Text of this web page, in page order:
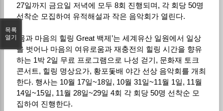
27일까지 금요일 저녁에 모두 8회 진행되며, 각 회당 50명
선착순 모집하여 유적해설과 작은 음악회가 열린다.
‘몸과 마음의 힐링 Great 백제’는 세계유산 일원에서 일상
을 벗어나 마음의 여유로움과 재충전의 힐링 시간을 향유
하는 1박 2일 무료 프로그램으로 나성 걷기, 문화재 토크
콘서트, 힐링 명상요가, 황포돛배 야간 선상 음악회를 개최
한다. 행사는 10월 17일~18일, 10월 31일~11월 1일, 11월
14일~15일, 11월 28일~29일 4회 각 회당 50명 선착순 모
집하여 진행한다.
목록
열기